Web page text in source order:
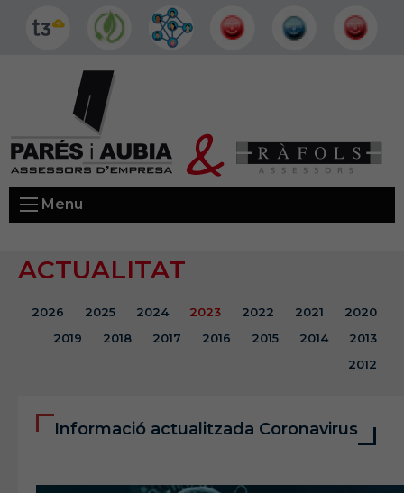
Menu
ACTUALITAT
2026 2025 2024 2023 2022 2021
2020
2019
2018 2017 2016 2015 2014
2013
2012
Informació actualitzada Coronavirus